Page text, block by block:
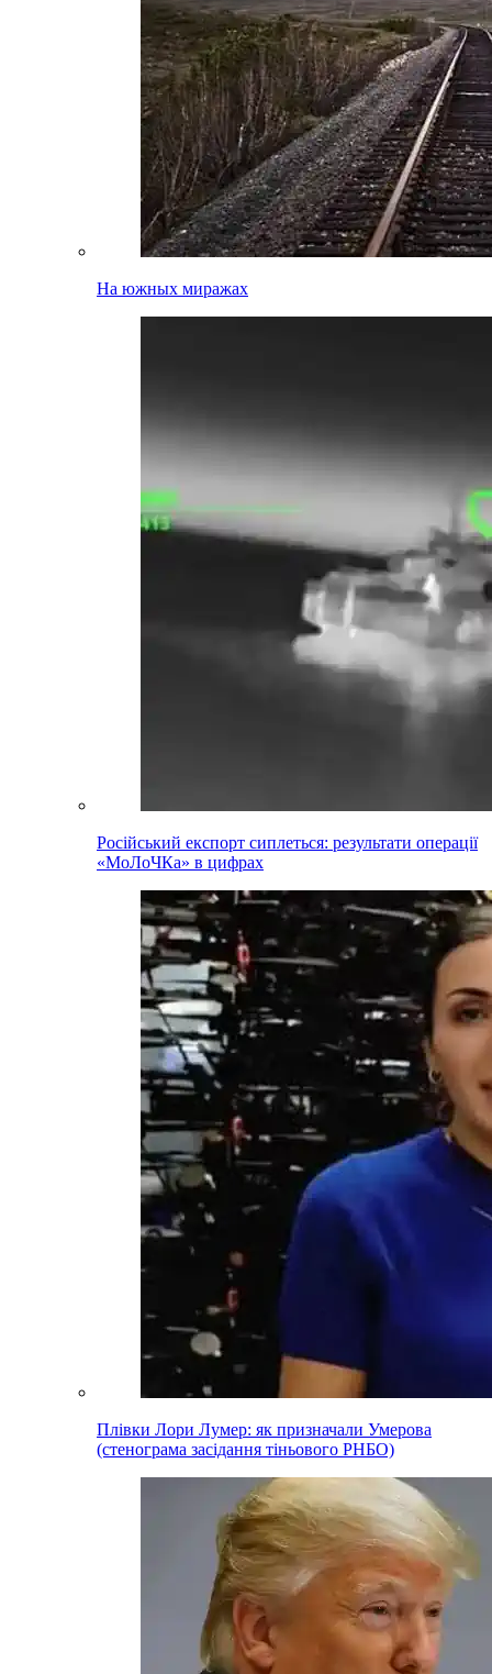
На южных миражах
Російський експорт сиплеться: результати операції
«МоЛоЧКа» в цифрах
Плівки Лори Лумер: як призначали Умерова
(стенограма засідання тіньового РНБО)